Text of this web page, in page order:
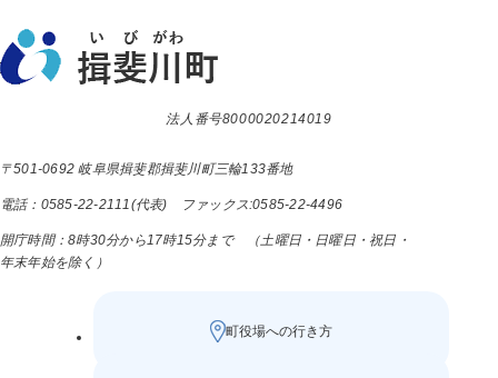
法人番号8000020214019
〒501-0692 岐阜県揖斐郡揖斐川町三輪133番地
電話：0585-22-2111(代表) ファックス:0585-22-4496
開庁時間：8時30分から17時15分まで （土曜日・日曜日・祝日・
年末年始を除く）
町役場への行き方